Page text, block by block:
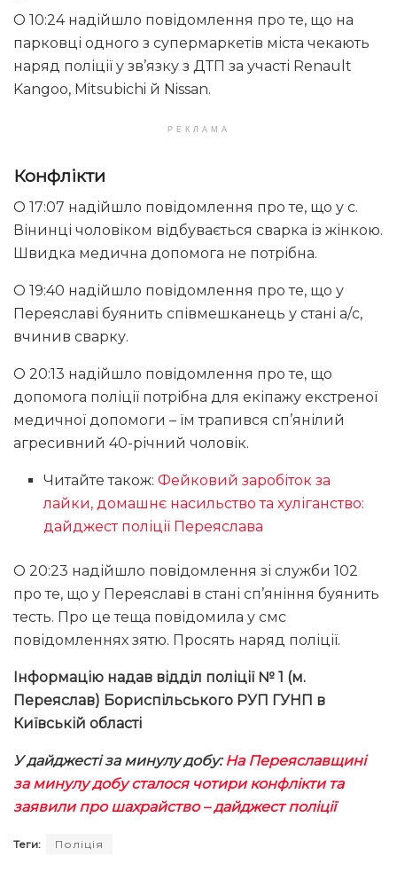
О 10:24 надійшло повідомлення про те, що на
парковці одного з супермаркетів міста чекають
наряд поліції у зв’язку з ДТП за участі Renault
Kangoo, Mitsubichi й Nissan.
РЕКЛАМА
Конфлікти
О 17:07 надійшло повідомлення про те, що у с.
Вінинці чоловіком відбувається сварка із жінкою.
Швидка медична допомога не потрібна.
О 19:40 надійшло повідомлення про те, що у
Переяславі буянить співмешканець у стані а/с,
вчинив сварку.
О 20:13 надійшло повідомлення про те, що
допомога поліції потрібна для екіпажу екстреної
медичної допомоги – їм трапився сп’янілий
агресивний 40-річний чоловік.
Читайте також:Фейковий заробіток за
лайки, домашнє насильство та хуліганство:
дайджест поліції Переяслава
О 20:23 надійшло повідомлення зі служби 102
про те, що у Переяславі в стані сп’яніння буянить
тесть. Про це теща повідомила у смс
повідомленнях зятю. Просять наряд поліції.
Інформацію надав відділ поліції № 1 (м.
Переяслав) Бориспільського РУП ГУНП в
Київській області
У дайджесті за минулу добу: На Переяславщині
за минулу добу сталося чотири конфлікти та
заявили про шахрайство – дайджест поліції
Теги: Поліція